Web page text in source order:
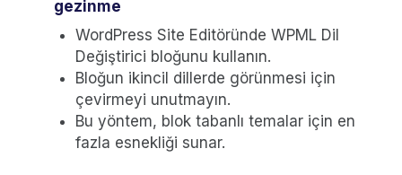
gezinme
WordPress Site Editöründe WPML Dil
Değiştirici bloğunu kullanın.
Bloğun ikincil dillerde görünmesi için
çevirmeyi unutmayın.
Bu yöntem, blok tabanlı temalar için en
fazla esnekliği sunar.